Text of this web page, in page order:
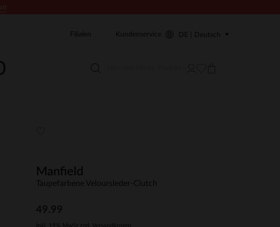
Filialen Kundenservice DE | Deutsch
Manfield
Taupefarbene Veloursleder-Clutch
49.99
Inkl. 19% MwSt zzgl. Versandkosten